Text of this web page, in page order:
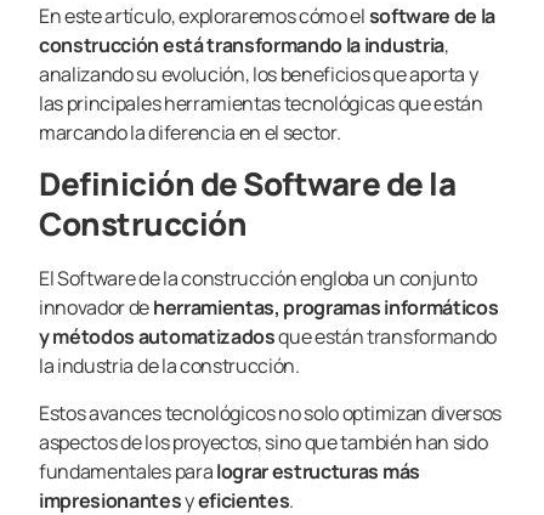
En este artículo, exploraremos cómo elsoftware de la
construcción está transformando la industria,
analizando su evolución, los beneficios que aporta y
las principales herramientas tecnológicas que están
marcando la diferencia en el sector.
Definición de Software de la
Construcción
El Software de la construcción engloba un conjunto
innovador deherramientas, programas informáticos
y métodos automatizadosque están transformando
la industria de la construcción.
Estos avances tecnológicos no solo optimizan diversos
aspectos de los proyectos, sino que también han sido
fundamentales paralograr estructuras más
impresionantesyeficientes.